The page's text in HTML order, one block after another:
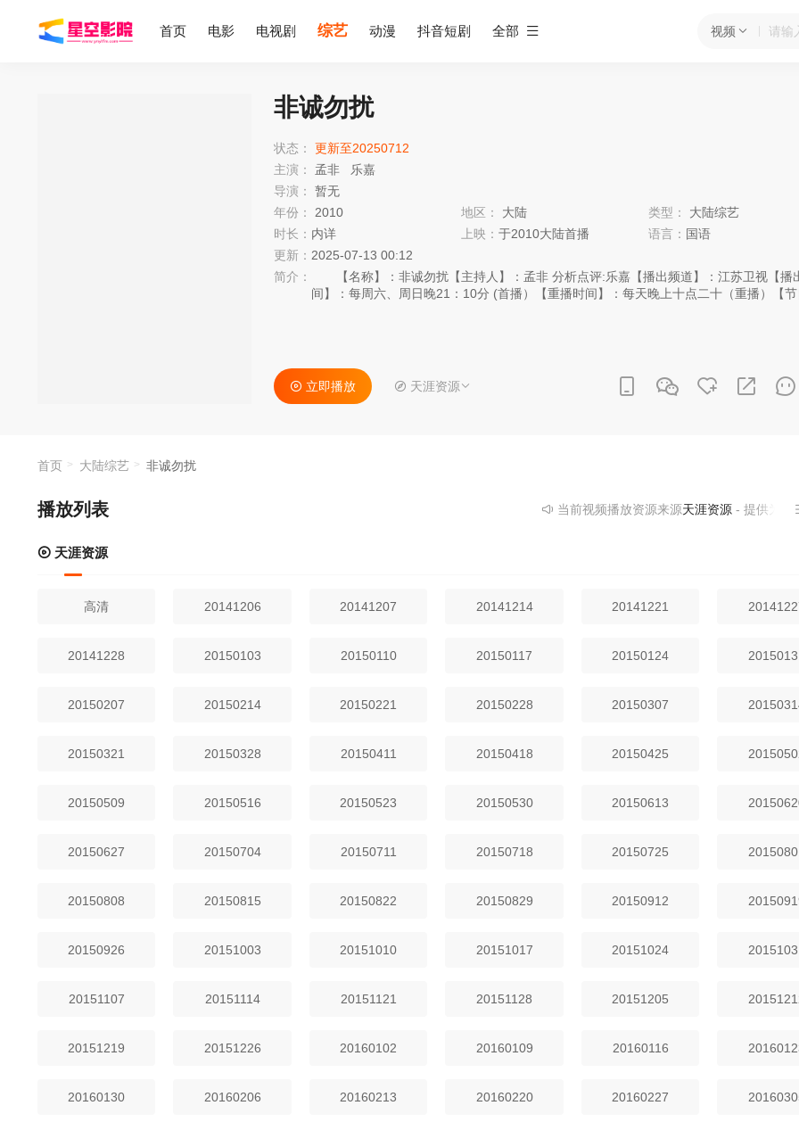
视频
首页 电影 电视剧 综艺 动漫 抖音短剧 全部
非诚勿扰
状态：
更新至20250712
主演：
孟非
乐嘉
导演：
暂无
年份：
2010 地区： 大陆 类型：
大陆综艺
时长： 内详 上映： 于2010大陆首播 语言： 国语
更新： 2025-07-13 00:12
简介：
【名称】：非诚勿扰【主持人】：孟非 分析点评:乐嘉【播出频道】：江苏卫视【播
间】：每周六、周日晚21：10分 (首播）【重播时间】：每天晚上十点二十（重播）【
绝不是老节目的拷贝。过去的交友节目是男女数量相等的，一轮一轮配对，节奏会很慢。
们的节目是在男女人数极端不平衡的状态下进行的， 可能是一个男的面对二十四个女的
话题：房子、孩子、婆媳关系等等。总结下来，这种约会玩法既很潮，又是有内涵的。
立即播放 天涯资源
首页 大陆综艺 非诚勿扰
播放列表 当前视频播放资源来源天涯资源- 提供为您免费在
天涯资源
高清 20141206 20141207 20141214 20141221
20141228 20150103 20150110 20150117 20150124
20150207 20150214 20150221 20150228 20150307
20150321 20150328 20150411 20150418 20150425
20150509 20150516 20150523 20150530 20150613
20150627 20150704 20150711 20150718 20150725
20150808 20150815 20150822 20150829 20150912
20150926 20151003 20151010 20151017 20151024
20151107 20151114 20151121 20151128 20151205
20151219 20151226 20160102 20160109 20160116
20160130 20160206 20160213 20160220 20160227